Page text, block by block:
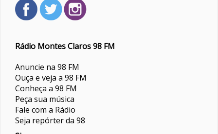
Rádio Montes Claros 98 FM
Anuncie na 98 FM
Ouça e veja a 98 FM
Conheça a 98 FM
Peça sua música
Fale com a Rádio
Seja repórter da 98